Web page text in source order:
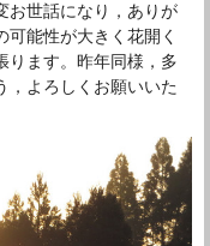
お世話になり，ありが
能性が大きく花開く
ります。昨年同様，多
，よろしくお願いいた